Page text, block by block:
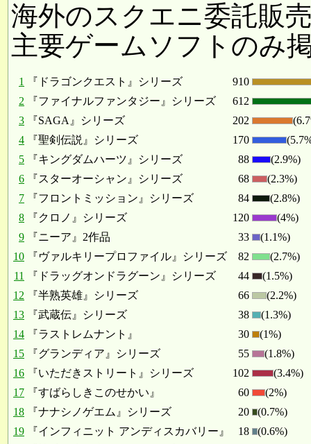
海外のスクエニ委託販
主要ゲームソフトのみ
1 『ドラゴンクエスト』シリーズ
910
2
『ファイナルファンタジー』シリーズ
612
3
『SAGA』シリーズ 202
4
『聖剣伝説』シリーズ 170
5
『キングダムハーツ』シリーズ 88
(2.9%)
6
『スターオーシャン』シリーズ 68
(2.3%)
7
『フロントミッション』シリーズ 84
(2.8%)
8
『クロノ』シリーズ 120
(4%)
9
『ニーア』2作品 33
(1.1%)
10
『ヴァルキリープロファイル』シリーズ 82
(2.7%)
11
『ドラッグオンドラグーン』シリーズ 44
(1.5%)
12
『半熟英雄』シリーズ 66
(2.2%)
13
『武蔵伝』シリーズ 38
(1.3%)
14
『ラストレムナント』 30
(1%)
15
『グランディア』シリーズ 55
(1.8%)
16
『いただきストリート』シリーズ 102
(3.4%)
17
『すばらしきこのせかい』 60
(2%)
18
『ナナシノゲエム』シリーズ 20
(0.7%)
19
『インフィニット アンディスカバリー』 18
(0.6%)